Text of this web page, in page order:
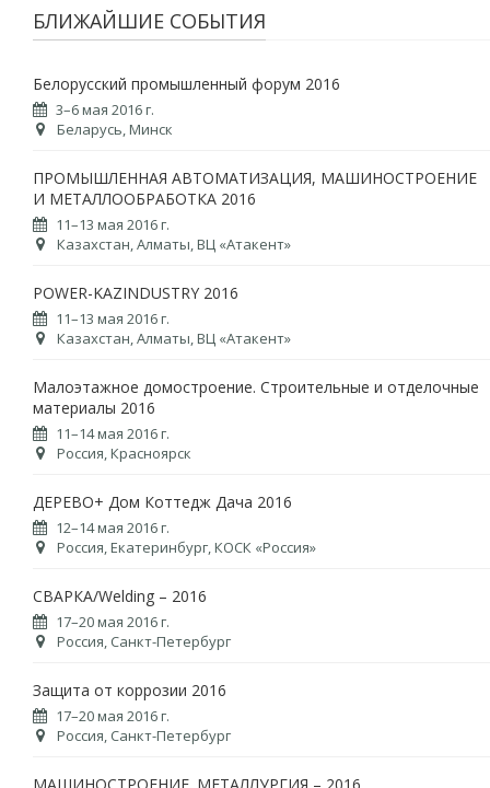
БЛИЖАЙШИЕ СОБЫТИЯ
Белорусский промышленный форум 2016
3–6 мая 2016 г.
Беларусь, Минск
ПРОМЫШЛЕННАЯ АВТОМАТИЗАЦИЯ, МАШИНОСТРОЕНИЕ
И МЕТАЛЛООБРАБОТКА 2016
11–13 мая 2016 г.
Казахстан, Алматы, ВЦ «Атакент»
POWER-KAZINDUSTRY 2016
11–13 мая 2016 г.
Казахстан, Алматы, ВЦ «Атакент»
Малоэтажное домостроение. Строительные и отделочные
материалы 2016
11–14 мая 2016 г.
Россия, Красноярск
ДЕРЕВО+ Дом Коттедж Дача 2016
12–14 мая 2016 г.
Россия, Екатеринбург, КОСК «Россия»
СВАРКА/Welding – 2016
17–20 мая 2016 г.
Россия, Санкт-Петербург
Защита от коррозии 2016
17–20 мая 2016 г.
Россия, Санкт-Петербург